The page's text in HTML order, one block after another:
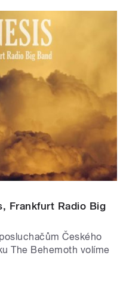
Frankfurt Radio Big
Českého
The Behemoth volíme